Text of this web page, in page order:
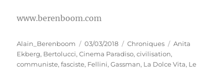
www.berenboom.com
Auteur
Alain_Berenboom
Publié
le
03/03/2018 Catégories
Chroniques Étiquettes
Anita
Ekberg, Bertolucci,Cinema Paradiso,civilisation,
communiste,fasciste, Fellini,Gassman, La Dolce Vita, Le